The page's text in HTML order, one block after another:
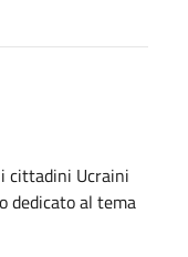
cittadini Ucraini
dedicato al tema